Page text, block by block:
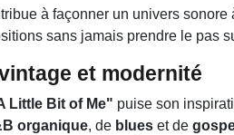
à façonner un univers
sans jamais prendre le pas
et modernité
Little Bit of Me" puise son
organique, de blues et de